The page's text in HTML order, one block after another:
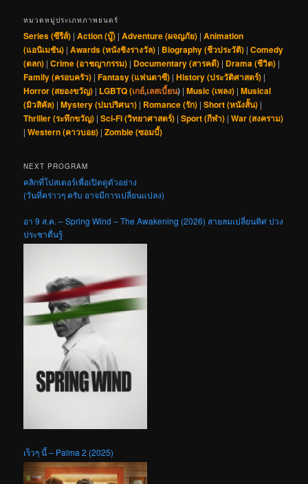
หมวดหมู่ประเภทภาพยนตร์
Series (ซีรีส์) |Action (บู๊) |Adventure (ผจญภัย) |Animation
(แอนิเมชัน) |Awards (หนังชิงรางวัล) | Biography (ชีวประวัติ) |Comedy
(ตลก) |Crime (อาชญากรรม) | Documentary (สารคดี) | Drama (ชีวิต) |
Family (ครอบครัว) |Fantasy (แฟนตาซี) |History (ประวัติศาสตร์) |
Horror (สยองขวัญ) | LGBTQ (เกย์,เลสเบี้ยน) |Music (เพลง) |Musical
(มิวสิคัล) |Mystery (ปมปริศนา) | Romance (รัก) |Short (หนังสั้น) |
Thriller (ระทึกขวัญ) |Sci-Fi (วิทยาศาสตร์) |Sport (กีฬา) |War (สงคราม)
|Western (คาวบอย) |Zombie (ซอมบี้)
NEXT PROGRAM
คลิกที่โปสเตอร์เพื่อเปิดดูตัวอย่าง
(วันที่คร่าวๆ ครับ อาจมีการเปลี่ยนแปลง)
อา 9 ส.ค. – Spring Wind – The Awakening (2026) สายลมเปลี่ยนทิศ ปวง
ประชาตื่นรู้
เร็วๆ นี้ – Palma 2 (2025)